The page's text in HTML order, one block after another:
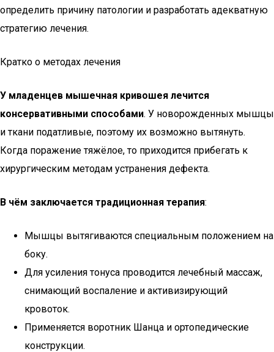
определить причину патологии и разработать адекватную
стратегию лечения.
Кратко о методах лечения
У младенцев мышечная кривошея лечится
консервативными способами. У новорожденных мышцы
и ткани податливые, поэтому их возможно вытянуть.
Когда поражение тяжёлое, то приходится прибегать к
хирургическим методам устранения дефекта.
В чём заключается традиционная терапия:
Мышцы вытягиваются специальным положением на
боку.
Для усиления тонуса проводится лечебный массаж,
снимающий воспаление и активизирующий
кровоток.
Применяется воротник Шанца и ортопедические
конструкции.